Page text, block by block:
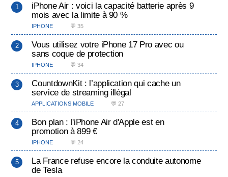
iPhone Air : voici la capacité batterie après 9
mois avec la limite à 90 %
IPHONE 💬 35
Vous utilisez votre iPhone 17 Pro avec ou
sans coque de protection
IPHONE 💬 34
CountdownKit : l’application qui cache un
service de streaming illégal
APPLICATIONS MOBILE 💬 27
Bon plan : l'iPhone Air d'Apple est en
promotion à 899 €
IPHONE 💬 24
La France refuse encore la conduite autonome
de Tesla